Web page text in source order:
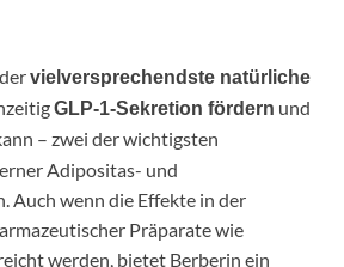
vielversprechendste natürliche
GLP-1-Sekretion fördern und
– zwei der wichtigsten
Adipositas- und
Auch wenn die Effekte in der
Präparate wie
werden, bietet Berberin ein